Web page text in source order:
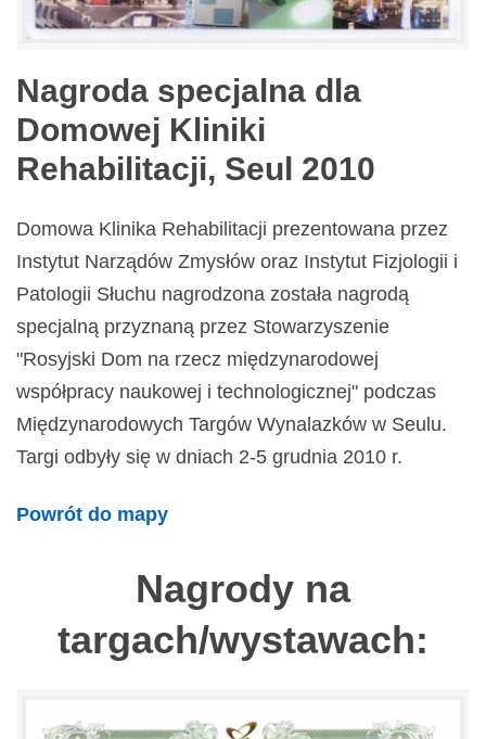
Nagroda specjalna dla
Domowej Kliniki
Rehabilitacji, Seul 2010
Domowa Klinika Rehabilitacji prezentowana przez
Instytut Narządów Zmysłów oraz Instytut Fizjologii i
Patologii Słuchu nagrodzona została nagrodą
specjalną przyznaną przez Stowarzyszenie
"Rosyjski Dom na rzecz międzynarodowej
współpracy naukowej i technologicznej" podczas
Międzynarodowych Targów Wynalazków w Seulu.
Targi odbyły się w dniach 2-5 grudnia 2010 r.
Powrót do mapy
Nagrody na
targach/wystawach: